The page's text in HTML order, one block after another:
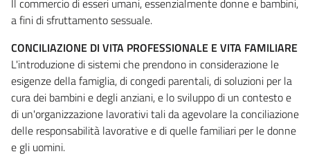
Il commercio di esseri umani, essenzialmente donne e bambini,
a fini di sfruttamento sessuale.
CONCILIAZIONE DI VITA PROFESSIONALE E VITA FAMILIARE
L'introduzione di sistemi che prendono in considerazione le
esigenze della famiglia, di congedi parentali, di soluzioni per la
cura dei bambini e degli anziani, e lo sviluppo di un contesto e
di un'organizzazione lavorativi tali da agevolare la conciliazione
delle responsabilità lavorative e di quelle familiari per le donne
e gli uomini.